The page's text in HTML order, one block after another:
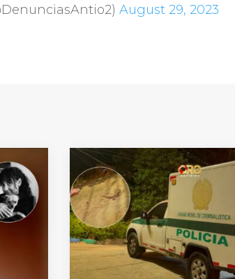
August 29, 2023